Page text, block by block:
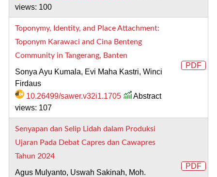
views: 100
Toponymy, Identity, and Place Attachment:
Toponym Karawaci and Cina Benteng
Community in Tangerang, Banten
Sonya Ayu Kumala, Evi Maha Kastri, Winci
Firdaus
10.26499/sawer.v32i1.1705
Abstract
views: 107
PDF
Senyapan dan Selip Lidah dalam Produksi
Ujaran Pada Debat Capres dan Cawapres
Tahun 2024
Agus Mulyanto, Uswah Sakinah, Moh.
PDF